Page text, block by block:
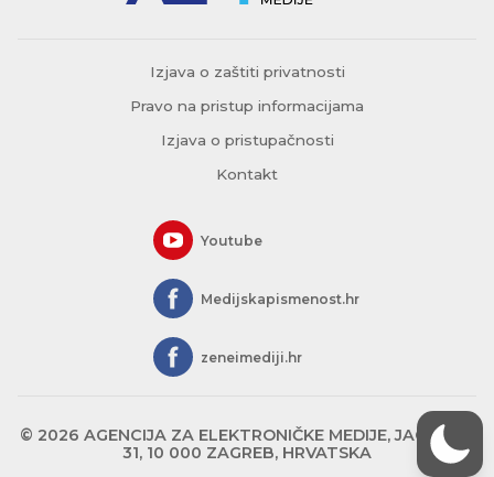
Izjava o zaštiti privatnosti
Pravo na pristup informacijama
Izjava o pristupačnosti
Kontakt
Youtube
Medijskapismenost.hr
zeneimediji.hr
© 2026 AGENCIJA ZA ELEKTRONIČKE MEDIJE, JAGIĆEVA
31, 10 000 ZAGREB, HRVATSKA